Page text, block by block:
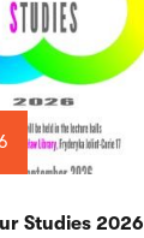
Studies 2026